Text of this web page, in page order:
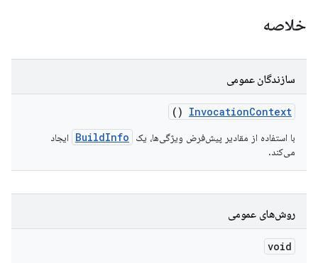
خلاصه
سازندگان عمومی
InvocationContext
()
با استفاده از مقادیر پیش‌فرض ویژگی‌ها، یک BuildInfo
ایجاد
می‌کند.
روش‌های عمومی
void